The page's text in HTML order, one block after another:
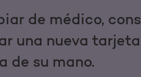
de médico,
una nueva
de su mano.